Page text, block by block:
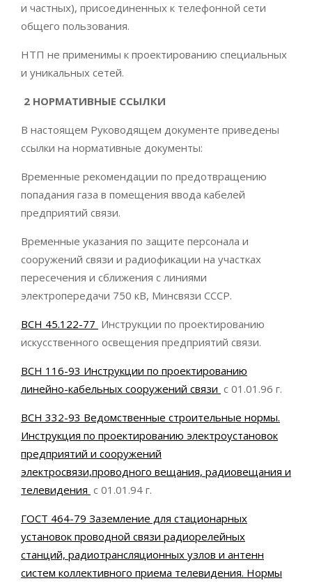
и частных), присоединенных к телефонной сети
общего пользования.
НТП не применимы к проектированию специальных
и уникальных сетей.
2 НОРМАТИВНЫЕ ССЫЛКИ
В настоящем Руководящем документе приведены
ссылки на нормативные документы:
Временные рекомендации по предотвращению
попадания газа в помещения ввода кабелей
предприятий связи.
Временные указания по защите персонала и
сооружений связи и радиофикации на участках
пересечения и сближения с линиями
электропередачи 750 кВ, Минсвязи СССР.
ВСН 45.122-77 Инструкции по проектированию
искусственного освещения предприятий связи.
ВСН 116-93 Инструкции по проектированию
линейно-кабельных сооружений связи c 01.01.96 г.
ВСН 332-93 Ведомственные строительные нормы.
Инструкция по проектированию электроустановок
предприятий и сооружений
электросвязи,проводного вещания, радиовещания и
телевидения с 01.01.94 г.
ГОСТ 464-79 Заземление для стационарных
установок проводной связи радиорелейных
станций, радиотрансляционных узлов и антенн
систем коллективного приема телевидения. Нормы